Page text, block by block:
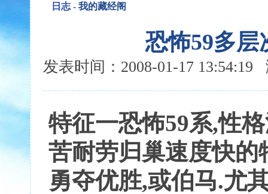
日志 - 我的藏经阁
恐怖59多层
发表时间：2008-01-17
特征一恐怖59系,性
苦耐劳归巢速度快的
勇夺优胜,或伯马.尤